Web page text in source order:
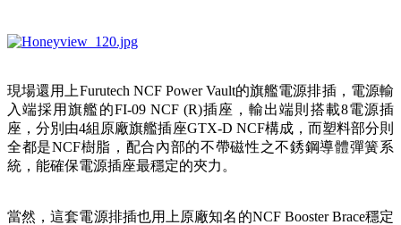
現場還用上Furutech NCF Power Vault的旗艦電源排插，電源輸
入端採用旗艦的FI-09 NCF (R)插座，輸出端則搭載8電源插
座，分別由4組原廠旗艦插座GTX-D NCF構成，而塑料部分則
全都是NCF樹脂，配合內部的不帶磁性之不銹鋼導體彈簧系
統，能確保電源插座最穩定的夾力。
當然，這套電源排插也用上原廠知名的NCF Booster Brace穩定